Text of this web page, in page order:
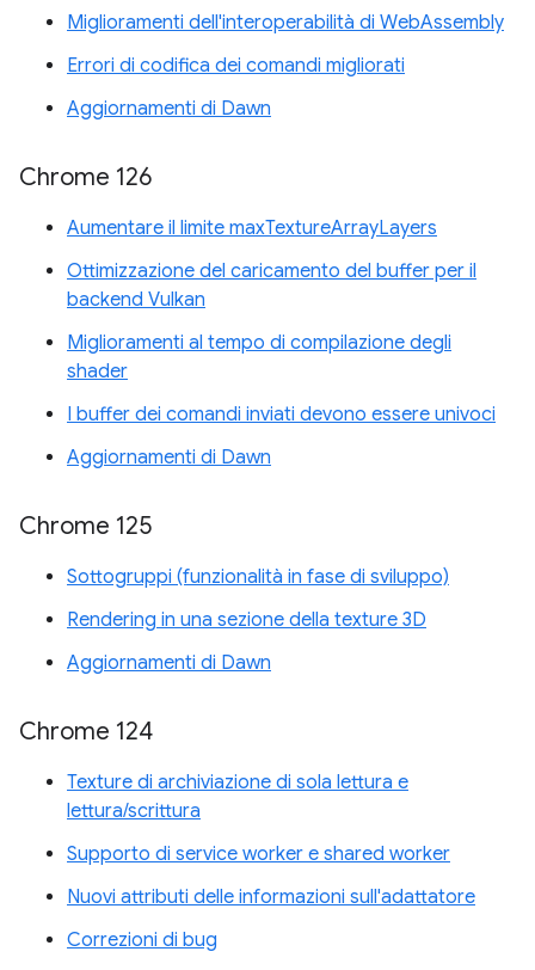
Miglioramenti dell'interoperabilità di WebAssembly
Errori di codifica dei comandi migliorati
Aggiornamenti di Dawn
Chrome 126
Aumentare il limite maxTextureArrayLayers
Ottimizzazione del caricamento del buffer per il
backend Vulkan
Miglioramenti al tempo di compilazione degli
shader
I buffer dei comandi inviati devono essere univoci
Aggiornamenti di Dawn
Chrome 125
Sottogruppi (funzionalità in fase di sviluppo)
Rendering in una sezione della texture 3D
Aggiornamenti di Dawn
Chrome 124
Texture di archiviazione di sola lettura e
lettura/scrittura
Supporto di service worker e shared worker
Nuovi attributi delle informazioni sull'adattatore
Correzioni di bug